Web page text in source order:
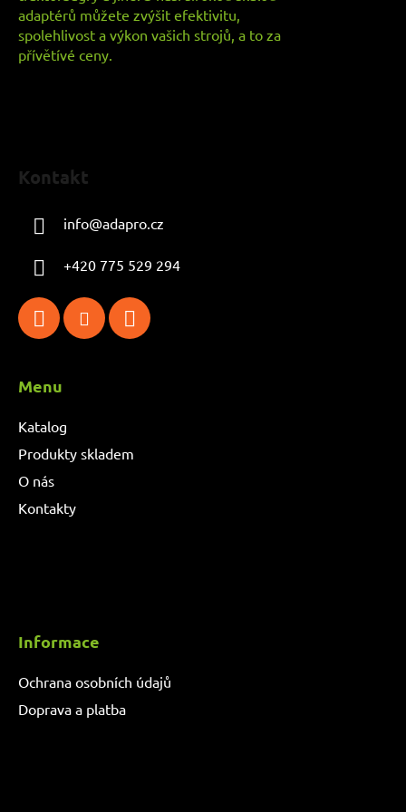
adaptérů můžete zvýšit efektivitu,
spolehlivost a výkon vašich strojů, a to za
přívětívé ceny.
Kontakt
info@adapro.cz
+420 775 529 294
Menu
Katalog
Produkty skladem
O nás
Kontakty
Informace
Ochrana osobních údajů
Doprava a platba